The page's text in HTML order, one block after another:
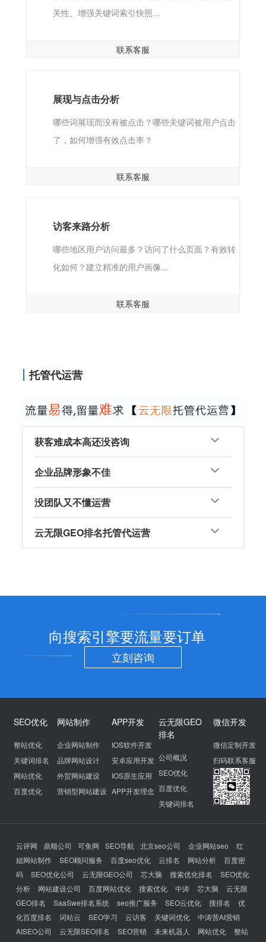
关性、增强关键词索引快照...
联系客服
展现与点击分析
哪些词展现而没有被点击？哪些关键词被用户点击
了，如何增强有效点击率？
联系客服
访客来路分析
哪些地区用户访问最多？访问了什么页面？有效转
化如何？建立精准的用户画像...
联系客服
托管代运营
获客难成本高还没咨询
企业品牌形象不佳
没团队又不懂运营
云无限GEO排名托管代运营
向搜索引擎要流量要订单
立刻咨询
SEO优化
整站优化
关键词排名
网站优化
百度优化
网站制作
企业网站制作
品牌网站设计
外贸网站建设
营销型网站建设
APP开发
IOS软件开发
安卓应用开发
IOS原生应用
APP开发理念
云无限GEO
排名
公司概况
SEO优化
百度优化
关键词排名
微信开发
微信定制开发
扫码联系客服
云评网 鼎顺公司 可鱼网 SEO导航 北京seo公司 企业网站seo
红
姐网站制作
SEO顾问服务 百度seo优化 云排名 网站分析
百度密
码
SEO优化公司 云无限GEO公司 芯大脑 搜索优化排名
SEO优化
分析
网站建设公司 百度网站优化 搜索优化 中涛 芯大脑
云无限
GEO排名
SaaSwe排名系统 seo推广服务 SEO云优化 搜排名
优
化百度排名
词站云 SEO学习 云访客 关键词优化
中涛营AI营销
AISEO公司
云无限SEO排名 SEO营销 未来机器人 网站优化
整站